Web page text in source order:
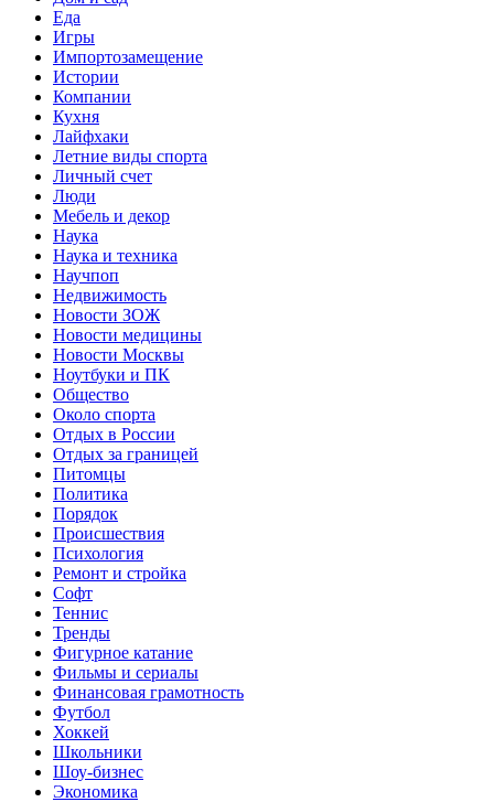
Еда
Игры
Импортозамещение
Истории
Компании
Кухня
Лайфхаки
Летние виды спорта
Личный счет
Люди
Мебель и декор
Наука
Наука и техника
Научпоп
Недвижимость
Новости ЗОЖ
Новости медицины
Новости Москвы
Ноутбуки и ПК
Общество
Около спорта
Отдых в России
Отдых за границей
Питомцы
Политика
Порядок
Происшествия
Психология
Ремонт и стройка
Софт
Теннис
Тренды
Фигурное катание
Фильмы и сериалы
Финансовая грамотность
Футбол
Хоккей
Школьники
Шоу-бизнес
Экономика